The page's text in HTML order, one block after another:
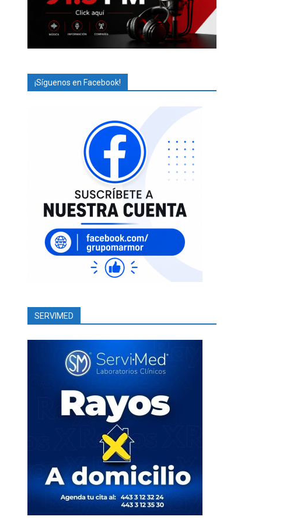
¡Síguenos en Facebook!
SERVIMED